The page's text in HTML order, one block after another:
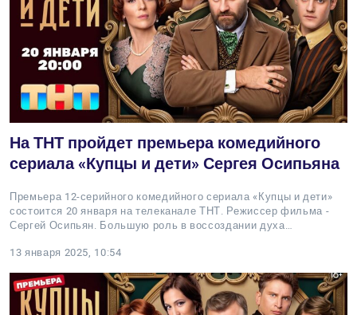
На ТНТ пройдет премьера комедийного
сериала «Купцы и дети» Сергея Осипьяна
Премьера 12-серийного комедийного сериала «Купцы и дети»
состоится 20 января на телеканале ТНТ. Режиссер фильма -
Сергей Осипьян. Большую роль в воссоздании духа…
13 января 2025, 10:54